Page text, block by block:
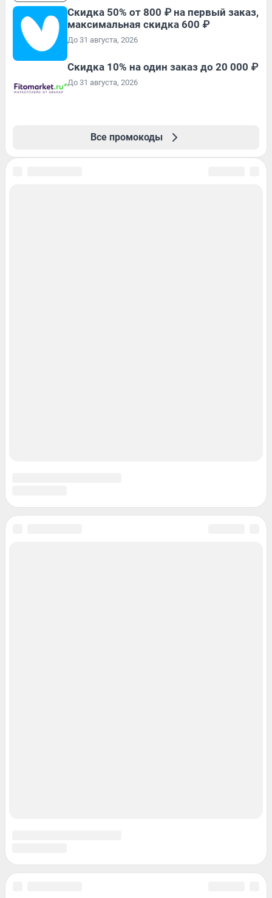
Скидка 50% от 800 ₽ на первый заказ,
максимальная скидка 600 ₽
До 31 августа, 2026
Скидка 10% на один заказ до 20 000 ₽
До 31 августа, 2026
Все промокоды